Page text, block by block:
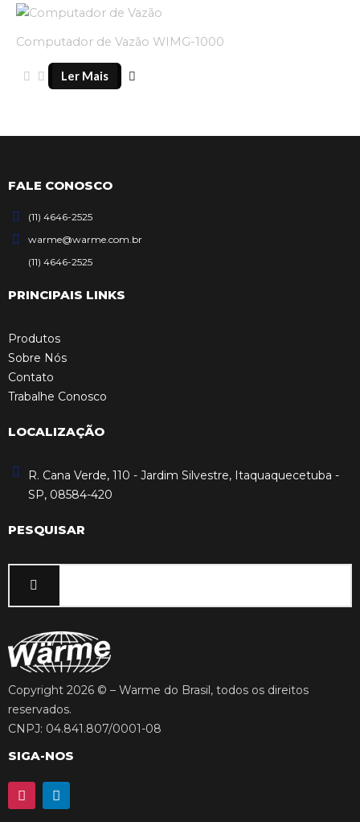
Computador de Vazão WIMG-1000
Ler Mais
FALE CONOSCO
(11) 4646-2525
warme@warme.com.br
(11) 4646-2525
PRINCIPAIS LINKS
Produtos
Sobre Nós
Contato
Trabalhe Conosco
LOCALIZAÇÃO
R. Cana Verde, 110 - Jardim Silvestre, Itaquaquecetuba -
SP, 08584-420
PESQUISAR
Copyright 2026 © – Warme do Brasil, todos os direitos
reservados.
CNPJ: 04.841.807/0001-08
SIGA-NOS
I
n
L
i